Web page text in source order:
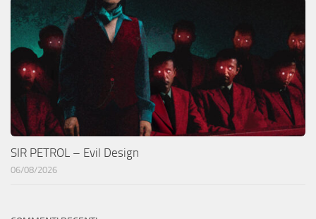
SIR PETROL – Evil Design
06/08/2026